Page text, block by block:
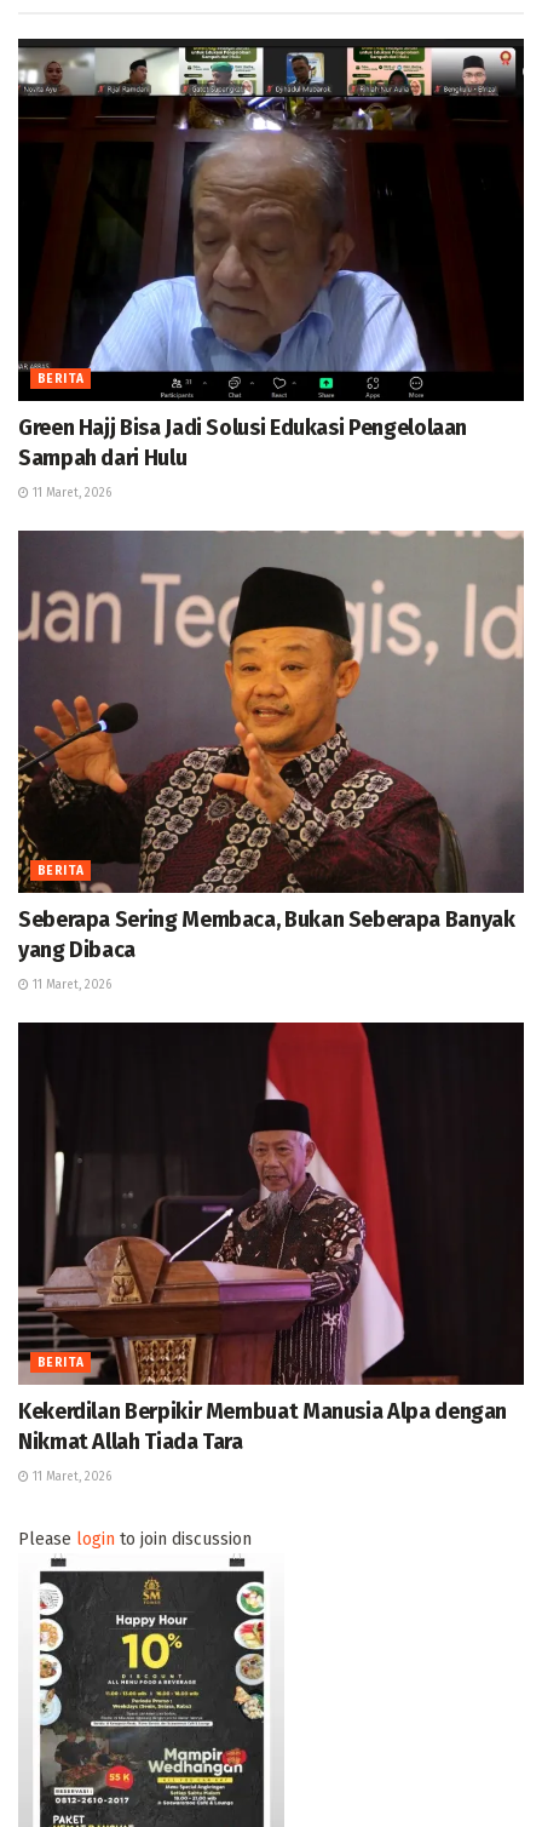
BERITA
Green Hajj Bisa Jadi Solusi Edukasi Pengelolaan
Sampah dari Hulu
11 Maret, 2026
BERITA
Seberapa Sering Membaca, Bukan Seberapa Banyak
yang Dibaca
11 Maret, 2026
BERITA
Kekerdilan Berpikir Membuat Manusia Alpa dengan
Nikmat Allah Tiada Tara
11 Maret, 2026
Please login to join discussion